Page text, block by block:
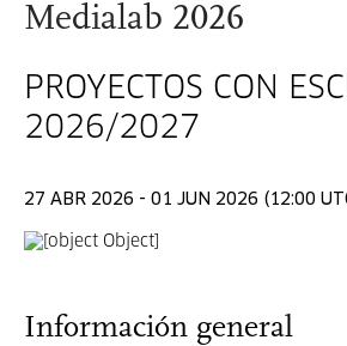
Medialab 2026
PROYECTOS CON
2026/2027
27 ABR 2026 - 01 JUN 2026 (12:00
Información general